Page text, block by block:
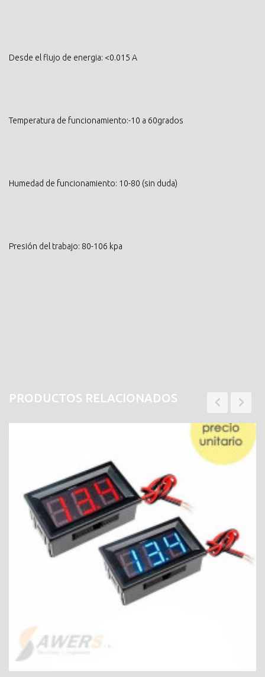
Desde el flujo de energia: <0.015 A
Temperatura de funcionamiento:-10 a 60grados
Humedad de funcionamiento: 10-80 (sin duda)
Presión del trabajo: 80-106 kpa
PRODUCTOS RELACIONADOS